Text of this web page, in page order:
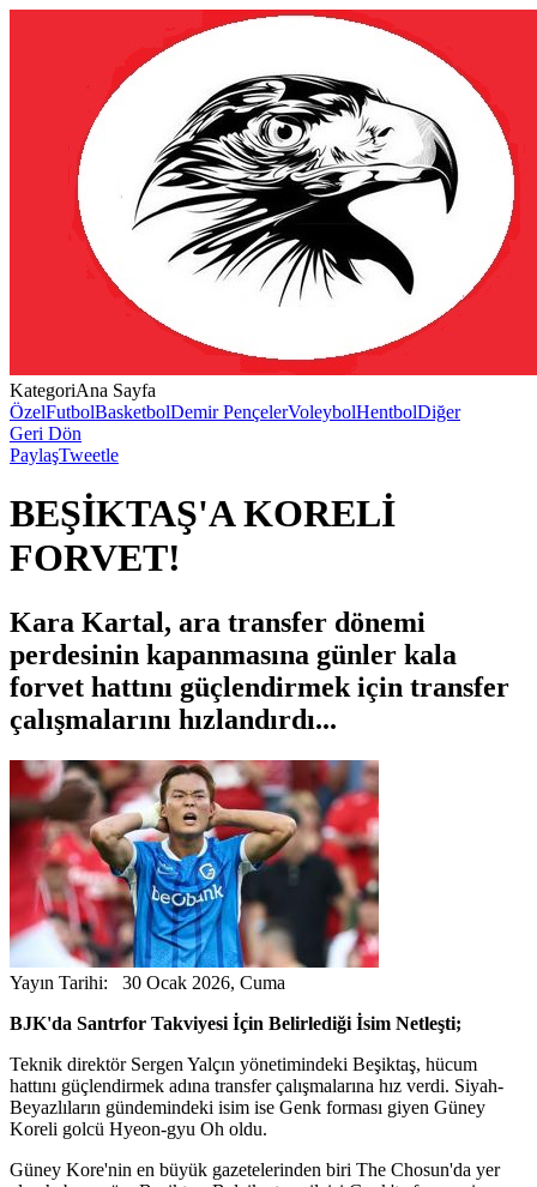
KategoriAna Sayfa
ÖzelFutbolBasketbolDemir PençelerVoleybolHentbolDiğer
Geri Dön
PaylaşTweetle
BEŞİKTAŞ'A KORELİ
FORVET!
Kara Kartal, ara transfer dönemi
perdesinin kapanmasına günler kala
forvet hattını güçlendirmek için transfer
çalışmalarını hızlandırdı...
Yayın Tarihi: 30 Ocak 2026, Cuma
BJK'da Santrfor Takviyesi İçin Belirlediği İsim Netleşti;
Teknik direktör Sergen Yalçın yönetimindeki Beşiktaş, hücum
hattını güçlendirmek adına transfer çalışmalarına hız verdi. Siyah-
Beyazlıların gündemindeki isim ise Genk forması giyen Güney
Koreli golcü Hyeon-gyu Oh oldu.
Güney Kore'nin en büyük gazetelerinden biri The Chosun'da yer